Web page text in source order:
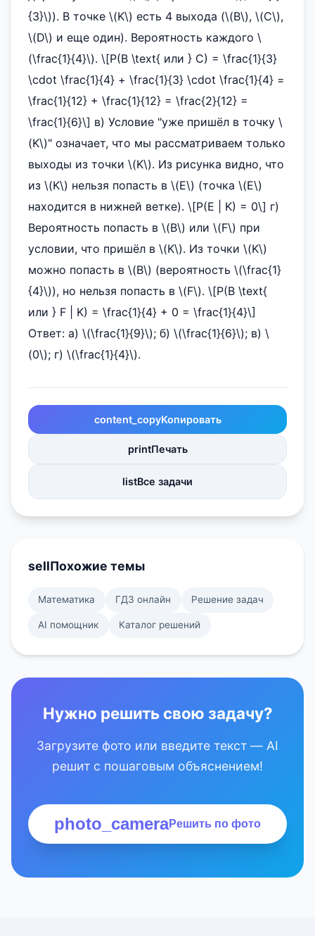
{3}\)). В точке \(K\) есть 4 выхода (\(B\), \(C\),
\(D\) и еще один). Вероятность каждого \
(\frac{1}{4}\). \[P(B \text{ или } C) = \frac{1}{3}
\cdot \frac{1}{4} + \frac{1}{3} \cdot \frac{1}{4} =
\frac{1}{12} + \frac{1}{12} = \frac{2}{12} =
\frac{1}{6}\] в) Условие "уже пришёл в точку \
(K\)" означает, что мы рассматриваем только
выходы из точки \(K\). Из рисунка видно, что
из \(K\) нельзя попасть в \(E\) (точка \(E\)
находится в нижней ветке). \[P(E | K) = 0\] г)
Вероятность попасть в \(B\) или \(F\) при
условии, что пришёл в \(K\). Из точки \(K\)
можно попасть в \(B\) (вероятность \(\frac{1}
{4}\)), но нельзя попасть в \(F\). \[P(B \text{
или } F | K) = \frac{1}{4} + 0 = \frac{1}{4}\]
Ответ: а) \(\frac{1}{9}\); б) \(\frac{1}{6}\); в) \
(0\); г) \(\frac{1}{4}\).
content_copyКопировать
printПечать
listВсе задачи
sellПохожие темы
Математика ГДЗ онлайн Решение задач
AI помощник Каталог решений
Нужно решить свою задачу?
Загрузите фото или введите текст — AI
решит с пошаговым объяснением!
photo_cameraРешить по фото